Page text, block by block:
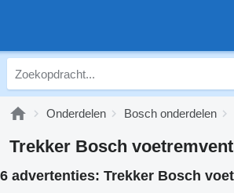
Onderdelen Bosch onderdelen
Trekker Bosch
6 advertenties: Trekker Bosch